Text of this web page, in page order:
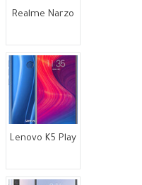
Realme Narzo
Lenovo K5 Play